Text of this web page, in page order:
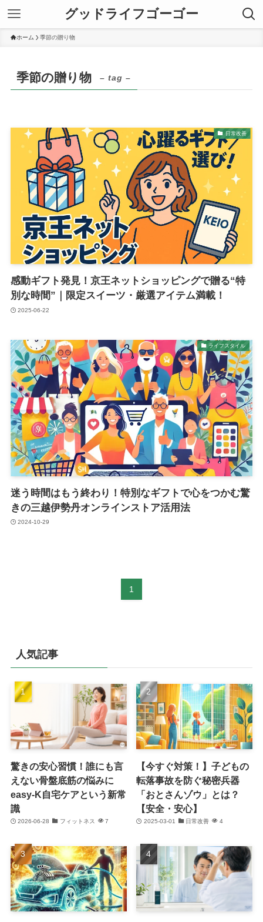
グッドライフゴーゴー
ホーム 季節の贈り物
季節の贈り物 – tag –
日常改善
感動ギフト発見！京王ネットショッピングで贈る“特
別な時間”｜限定スイーツ・厳選アイテム満載！
2025-06-22
ライフスタイル
迷う時間はもう終わり！特別なギフトで心をつかむ驚
きの三越伊勢丹オンラインストア活用法
2024-10-29
1
人気記事
驚きの安心習慣！誰にも言
えない骨盤底筋の悩みに
easy-K自宅ケアという新常
識
2026-06-28 フィットネス 7
【今すぐ対策！】子どもの
転落事故を防ぐ秘密兵器
「おとさんゾウ」とは？
【安全・安心】
2025-03-01 日常改善 4